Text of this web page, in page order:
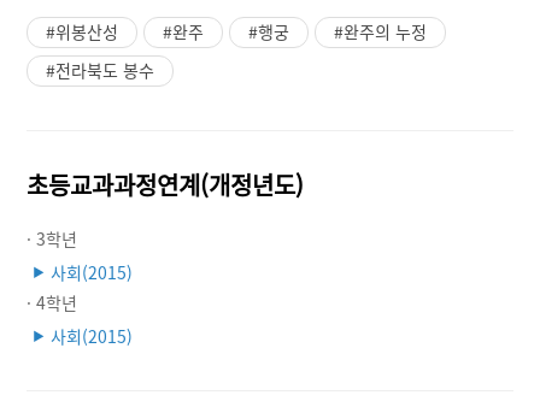
#위봉산성 #완주 #행궁
#완주의 누정
#전라북도 봉수
초등교과과정연계(개정년도)
· 3학년
▶ 사회(2015)
· 4학년
▶ 사회(2015)